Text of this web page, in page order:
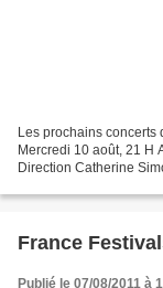
Les prochains
Mercredi 10 août, 21 H
Direction Catherine
France
Publié le 07/08/2011 à